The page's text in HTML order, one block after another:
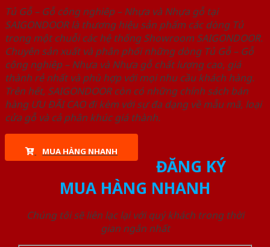
Tủ Gỗ – Gỗ công nghiêp – Nhựa và Nhựa gỗ tại
SAIGONDOOR là thương hiệu sản phẩm các dòng Tủ
trong một chuỗi các hệ thống Showroom SAIGONDOOR.
Chuyên sản xuất và phân phối những dòng Tủ Gỗ – Gỗ
công nghiêp – Nhựa và Nhựa gỗ chất lượng cao, giá
thành rẻ nhất và phù hợp với mọi nhu cầu khách hàng.
Trên hết, SAIGONDOOR còn có những chính sách bán
hàng ƯU ĐÃI CAO đi kèm với sự đa dạng về mẫu mã, loại
cửa gỗ và cả phân khúc giá thành.
MUA HÀNG NHANH
ĐĂNG KÝ
MUA HÀNG NHANH
Chúng tôi sẽ liên lạc lại với quý khách trong thời
gian ngắn nhất